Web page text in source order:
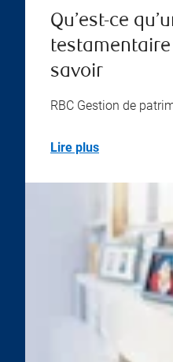
Qu’est-ce
testamentaire
savoir
RBC Gestion de
Lire plus